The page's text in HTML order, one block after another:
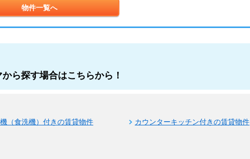
物件一覧へ
ら探す場合はこちらから！
（食洗機）付きの賃貸物件
カウンターキッチン付きの賃貸物件